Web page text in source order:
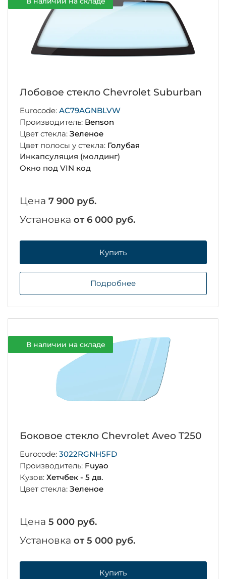
Лобовое стекло Chevrolet Suburban
Eurocode: AC79AGNBLVW
Производитель: Benson
Цвет стекла: Зеленое
Цвет полосы у стекла: Голубая
Инкапсуляция (молдинг)
Окно под VIN код
Цена 7 900 руб.
Установка от 6 000 руб.
Купить
Подробнее
В наличии на складе
Боковое стекло Chevrolet Aveo T250
Eurocode: 3022RGNH5FD
Производитель: Fuyao
Кузов: Хетчбек - 5 дв.
Цвет стекла: Зеленое
Цена 5 000 руб.
Установка от 5 000 руб.
Купить